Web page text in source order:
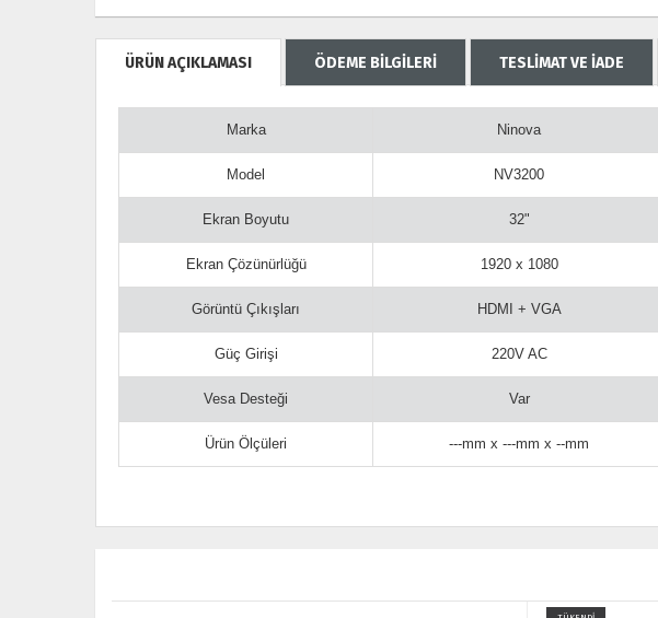
ÜRÜN AÇIKLAMASI ÖDEME BİLGİLERİ TESLİMAT VE İADE
Marka Ninova
Model NV3200
Ekran Boyutu 32"
Ekran Çözünürlüğü 1920 x 1080
Görüntü Çıkışları HDMI + VGA
Güç Girişi 220V AC
Vesa Desteği Var
Ürün Ölçüleri ---mm x ---mm x --mm